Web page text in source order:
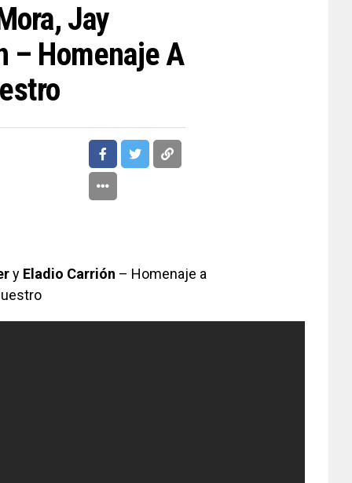
Jay
– Homenaje A
y Eladio Carrión – Homenaje a